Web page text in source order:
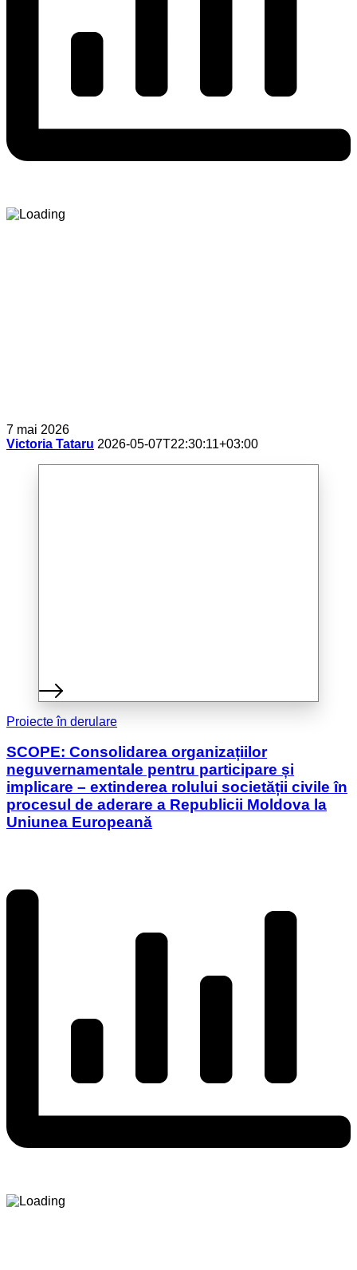
7 mai 2026
Victoria Tataru 2026-05-07T22:30:11+03:00
Proiecte în derulare
SCOPE: Consolidarea organizațiilor
neguvernamentale pentru participare și
implicare – extinderea rolului societății civile în
procesul de aderare a Republicii Moldova la
Uniunea Europeană